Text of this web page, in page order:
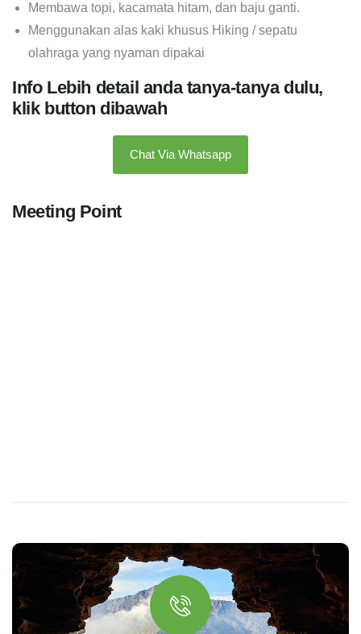
Membawa topi, kacamata hitam, dan baju ganti.
Menggunakan alas kaki khusus Hiking / sepatu
olahraga yang nyaman dipakai
Info Lebih detail anda tanya-tanya dulu,
klik button dibawah
Chat Via Whatsapp
Meeting Point